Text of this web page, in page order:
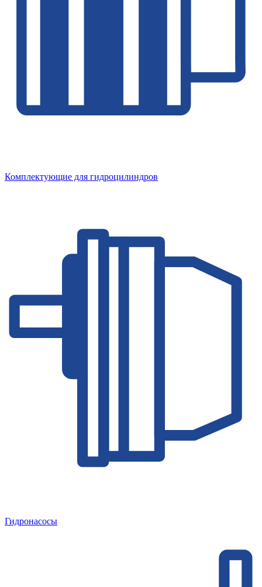
Комплектующие для гидроцилиндров
Гидронасосы